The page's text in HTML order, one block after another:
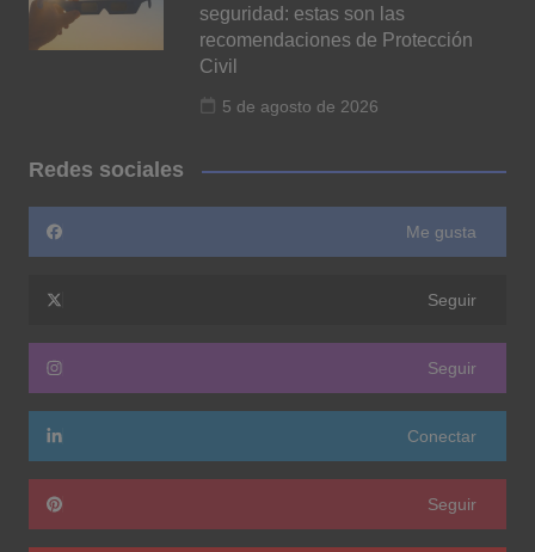
seguridad: estas son las
recomendaciones de Protección
Civil
5 de agosto de 2026
Redes sociales
Me gusta
Seguir
Seguir
Conectar
Seguir